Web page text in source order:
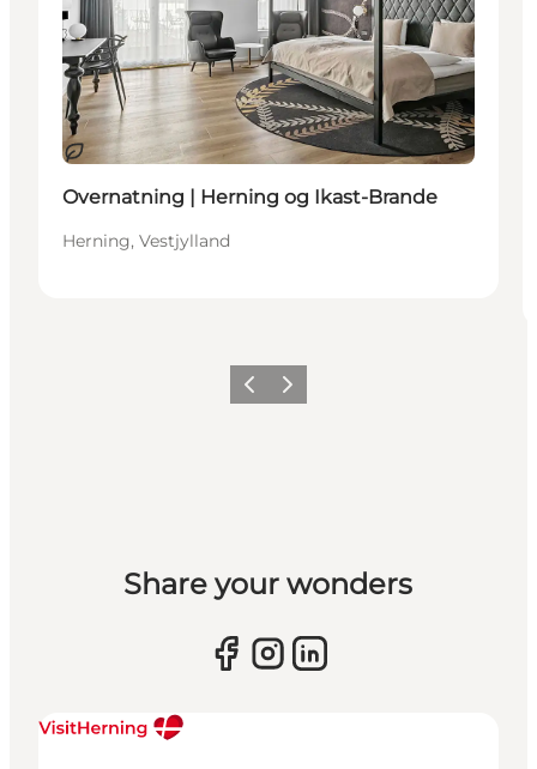
Bæredygtige oplevelser
Overnatning | Herning og Ikast-Brande
Herning, Vestjylland
Forrige billede
Næste billede
Share your wonders